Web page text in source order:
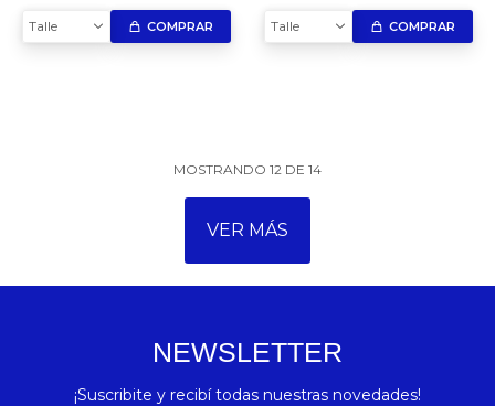
Talle COMPRAR Talle COMPRAR
MOSTRANDO 12 DE 14
VER MÁS
NEWSLETTER
¡Suscribite y recibí todas nuestras novedades!